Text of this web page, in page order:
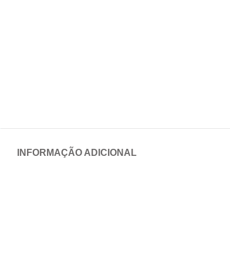
INFORMAÇÃO ADICIONAL